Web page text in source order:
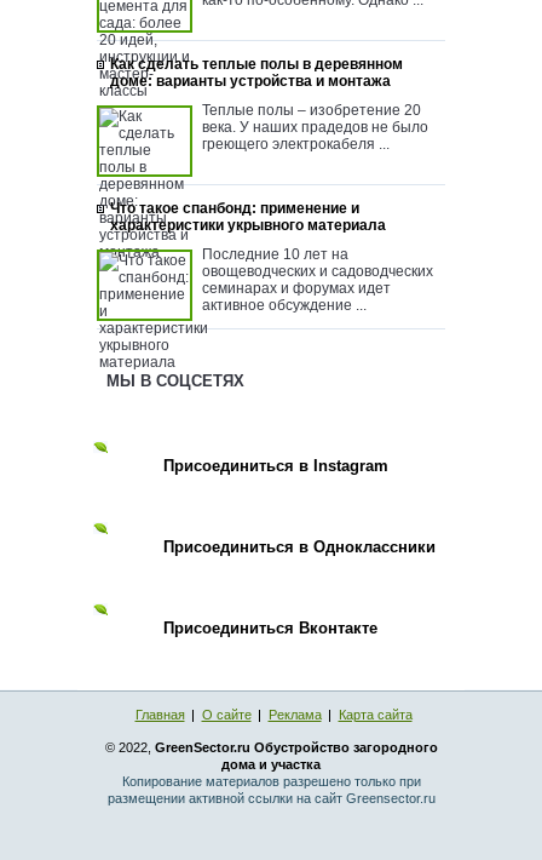
Как сделать теплые полы в деревянном
доме: варианты устройства и монтажа
Теплые полы – изобретение 20
века. У наших прадедов не было
греющего электрокабеля ...
Что такое спанбонд: применение и
характеристики укрывного материала
Последние 10 лет на
овощеводческих и садоводческих
семинарах и форумах идет
активное обсуждение ...
МЫ В СОЦСЕТЯХ
Присоединиться в Instagram
Присоединиться в Одноклассники
Присоединиться Вконтакте
Главная О сайте Реклама Карта сайта
© 2022, GreenSector.ru Обустройство загородного
дома и участка
Копирование материалов разрешено только при
размещении активной ссылки на сайт Greensector.ru